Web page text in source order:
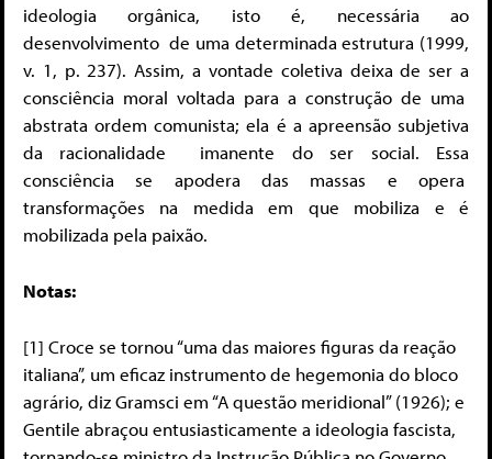
ideologia orgânica, isto é, necessária ao
desenvolvimentode uma determinada estrutura (1999,
v. 1, p. 237). Assim, a vontade coletiva deixa de ser a
consciência moral voltada para a construção de uma
abstrata ordem comunista; ela é a apreensão subjetiva
da racionalidade imanente do ser social. Essa
consciência se apodera das massas e opera
transformações na medida em que mobiliza e é
mobilizada pela paixão.
Notas:
[1] Croce se tornou “uma das maiores figuras da reação
italiana”, um eficaz instrumento de hegemonia do bloco
agrário, diz Gramsci em “A questão meridional” (1926); e
Gentile abraçou entusiasticamente a ideologia fascista,